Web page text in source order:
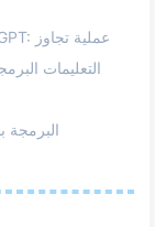
التعليمات
البرمجة